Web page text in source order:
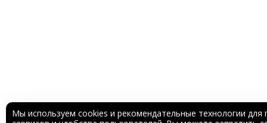
Мы используем cookies и рекомендательные технологии для